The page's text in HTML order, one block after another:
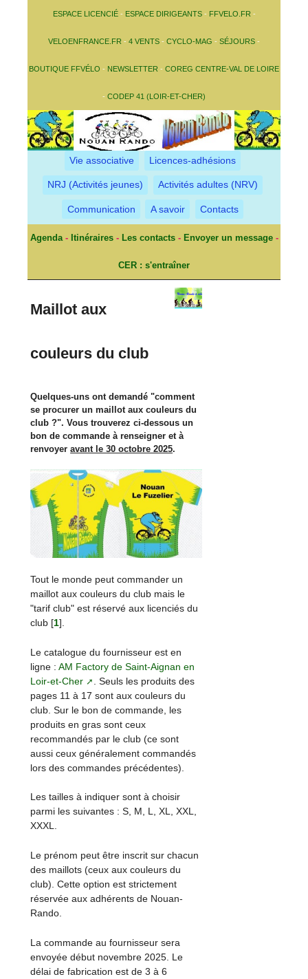
ESPACE LICENCIÉ- ESPACE DIRIGEANTS- FFVELO.FR -
VELOENFRANCE.FR - 4 VENTS - CYCLO-MAG - SÉJOURS -
BOUTIQUE FFVÉLO - NEWSLETTER - COREG CENTRE-VAL DE LOIRE
- CODEP 41 (LOIR-ET-CHER)
Vie associative Licences-adhésions
NRJ (Activités jeunes) Activités adultes (NRV)
Communication A savoir Contacts
Agenda- Itinéraires- Les contacts- Envoyer un message-
CER : s'entraîner
Maillot aux
couleurs du club
Quelques-uns ont demandé "comment
se procurer un maillot aux couleurs du
club ?". Vous trouverez ci-dessous un
bon de commande à renseigner et à
renvoyeravant le 30 octobre 2025.
Tout le monde peut commander un
maillot aux couleurs du club mais le
"tarif club" est réservé aux licenciés du
club [1]
Le catalogue du fournisseur est en
ligne :AM Factory de Saint-Aignan en
Loir-et-Cher
. Seuls les produits des
pages 11 à 17 sont aux couleurs du
club. Sur le bon de commande, les
produits en gras sont ceux
recommandés par le club (ce sont
aussi ceux généralement commandés
lors des commandes précédentes).
Les tailles à indiquer sont à choisir
parmi les suivantes : S, M, L, XL, XXL,
XXXL.
Le prénom peut être inscrit sur chacun
des maillots (ceux aux couleurs du
club). Cette option est strictement
réservée aux adhérents de Nouan-
Rando.
La commande au fournisseur sera
envoyée début novembre 2025. Le
délai de fabrication est de 3 à 6